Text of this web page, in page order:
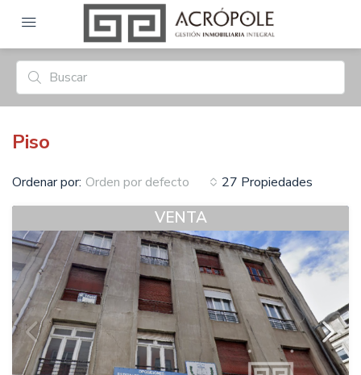
Piso
27 Propiedades
Ordenar por: Orden por defecto
VENTA